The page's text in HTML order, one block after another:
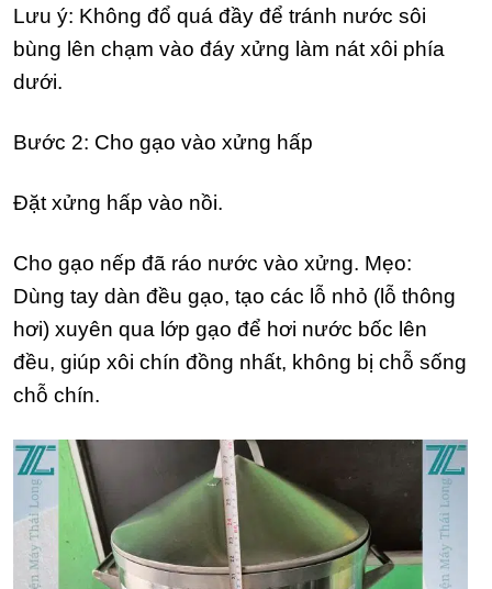
Lưu ý: Không đổ quá đầy để tránh nước sôi
bùng lên chạm vào đáy xửng làm nát xôi phía
dưới.
Bước 2: Cho gạo vào xửng hấp
Đặt xửng hấp vào nồi.
Cho gạo nếp đã ráo nước vào xửng. Mẹo:
Dùng tay dàn đều gạo, tạo các lỗ nhỏ (lỗ thông
hơi) xuyên qua lớp gạo để hơi nước bốc lên
đều, giúp xôi chín đồng nhất, không bị chỗ sống
chỗ chín.